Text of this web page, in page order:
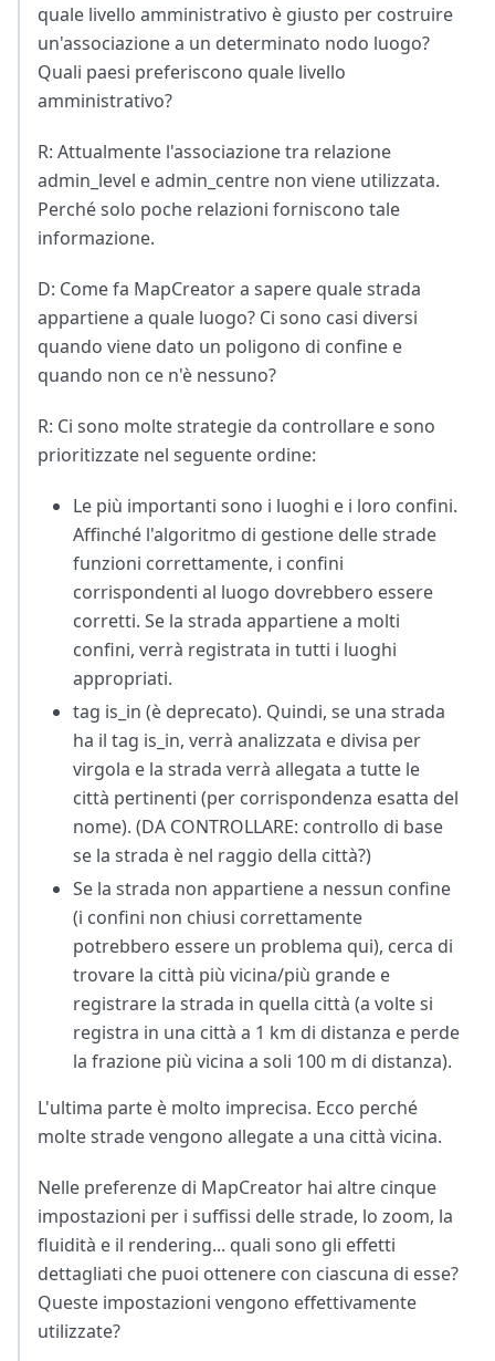
quale livello amministrativo è giusto per costruire
un'associazione a un determinato nodo luogo?
Quali paesi preferiscono quale livello
amministrativo?
R: Attualmente l'associazione tra relazione
admin_level e admin_centre non viene utilizzata.
Perché solo poche relazioni forniscono tale
informazione.
D: Come fa MapCreator a sapere quale strada
appartiene a quale luogo? Ci sono casi diversi
quando viene dato un poligono di confine e
quando non ce n'è nessuno?
R: Ci sono molte strategie da controllare e sono
prioritizzate nel seguente ordine:
Le più importanti sono i luoghi e i loro confini.
Affinché l'algoritmo di gestione delle strade
funzioni correttamente, i confini
corrispondenti al luogo dovrebbero essere
corretti. Se la strada appartiene a molti
confini, verrà registrata in tutti i luoghi
appropriati.
tag is_in (è deprecato). Quindi, se una strada
ha il tag is_in, verrà analizzata e divisa per
virgola e la strada verrà allegata a tutte le
città pertinenti (per corrispondenza esatta del
nome). (DA CONTROLLARE: controllo di base
se la strada è nel raggio della città?)
Se la strada non appartiene a nessun confine
(i confini non chiusi correttamente
potrebbero essere un problema qui), cerca di
trovare la città più vicina/più grande e
registrare la strada in quella città (a volte si
registra in una città a 1 km di distanza e perde
la frazione più vicina a soli 100 m di distanza).
L'ultima parte è molto imprecisa. Ecco perché
molte strade vengono allegate a una città vicina.
Nelle preferenze di MapCreator hai altre cinque
impostazioni per i suffissi delle strade, lo zoom, la
fluidità e il rendering... quali sono gli effetti
dettagliati che puoi ottenere con ciascuna di esse?
Queste impostazioni vengono effettivamente
utilizzate?